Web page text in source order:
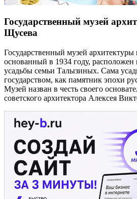
Государственный музей
Щусева
Государственный музей
основанный в 1934 году,
усадьбы семьи Талызиных. Сама
государством, как памятник эпохи
Музей назван в честь своего
советского архитектора Алексея